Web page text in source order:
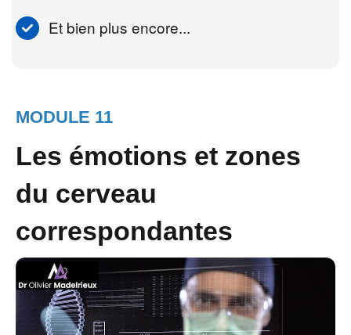
Et bien plus encore...
MODULE 11
Les émotions et zones
du cerveau
correspondantes